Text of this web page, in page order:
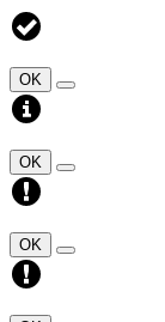
OK
OK
OK